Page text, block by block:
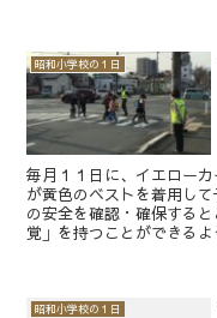
昭和小学校の１日
毎月１１日に、イエロー
が黄色のベストを着用し
の安全を確認・確保する
覚」を持つことができる
昭和小学校の１日